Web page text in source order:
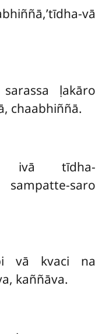
vā
ḷakāro
chaabhiññā.
ivā tīdha-
saro
vā kvaci na
kaññāva.